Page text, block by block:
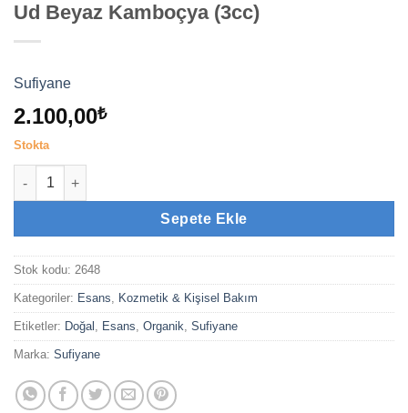
Ud Beyaz Kamboçya (3cc)
Sufiyane
2.100,00₺
Stokta
Ud Beyaz Kamboçya (3cc) adet
Sepete Ekle
Stok kodu: 2648
Kategoriler: Esans, Kozmetik & Kişisel Bakım
Etiketler: Doğal , Esans, Organik, Sufiyane
Marka: Sufiyane